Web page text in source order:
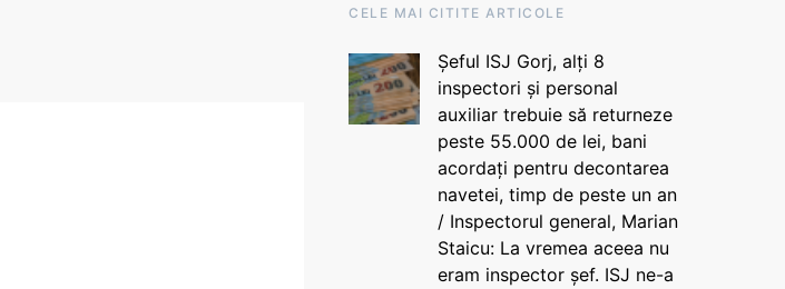
CELE MAI CITITE ARTICOLE
Șeful ISJ Gorj, alți 8
inspectori și personal
auxiliar trebuie să returneze
peste 55.000 de lei, bani
acordați pentru decontarea
navetei, timp de peste un an
/ Inspectorul general, Marian
Staicu: La vremea aceea nu
eram inspector șef. ISJ ne-a